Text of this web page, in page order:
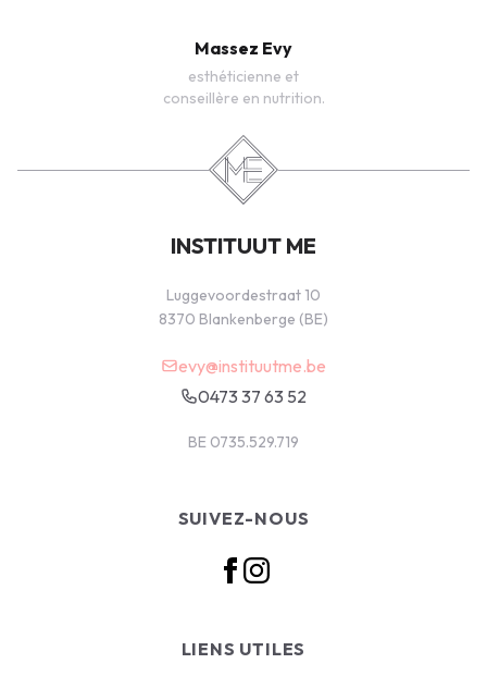
Massez Evy
esthéticienne et
conseillère en nutrition.
INSTITUUT ME
Luggevoordestraat 10
8370 Blankenberge (BE)
evy@instituutme.be
0473 37 63 52
BE 0735.529.719
SUIVEZ-NOUS
LIENS UTILES